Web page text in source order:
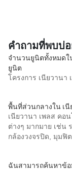
คำถามที่พบบ่
จำนวนยูนิตทั้งหมดใ
ยูนิต
โครงการ เนียวานา
พื้นที่ส่วนกลางใน เนี
เนียวานา เพลส คอ
ต่างๆ มากมาย เช่น
กล้องวงจรปิด, มุมฟิ
ฉันสามารถค้นหาข้อ